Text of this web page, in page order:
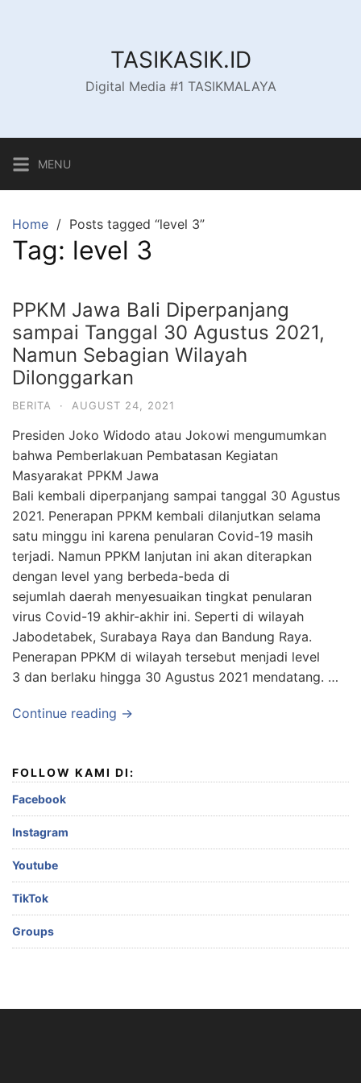
TASIKASIK.ID
Digital Media #1 TASIKMALAYA
MENU
Home Posts tagged “level 3”
Tag: level 3
PPKM Jawa Bali Diperpanjang
sampai Tanggal 30 Agustus 2021,
Namun Sebagian Wilayah
Dilonggarkan
BERITA · AUGUST 24, 2021
Presiden Joko Widodo atau Jokowi mengumumkan
bahwa Pemberlakuan Pembatasan Kegiatan
Masyarakat PPKM Jawa
Bali kembali diperpanjang sampai tanggal 30 Agustus
2021. Penerapan PPKM kembali dilanjutkan selama
satu minggu ini karena penularan Covid-19 masih
terjadi. Namun PPKM lanjutan ini akan diterapkan
dengan level yang berbeda-beda di
sejumlah daerah menyesuaikan tingkat penularan
virus Covid-19 akhir-akhir ini. Seperti di wilayah
Jabodetabek, Surabaya Raya dan Bandung Raya.
Penerapan PPKM di wilayah tersebut menjadi level
3 dan berlaku hingga 30 Agustus 2021 mendatang. …
Continue reading →
FOLLOW KAMI DI:
Facebook
Instagram
Youtube
TikTok
Groups